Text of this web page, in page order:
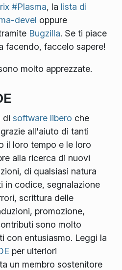
#Plasma, la lista di
devel oppure
Bugzilla. Se ti piace
facendo, faccelo sapere!
molto apprezzate.
di software libero che
all'aiuto di tanti
il loro tempo e le loro
alla ricerca di nuovi
di qualsiasi natura
in codice, segnalazione
scrittura delle
promozione,
sono molto
con entusiasmo. Leggi la
per ulteriori
un membro sostenitore